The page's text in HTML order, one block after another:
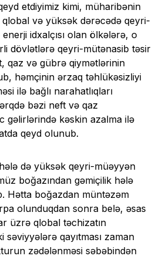
etdiyimiz kimi, müharibənin
və yüksək dərəcədə qeyri-
idxalçısı olan ölkələrə, o
dövlətlərə qeyri-mütənasib təsir
qaz və gübrə qiymətlərinin
həmçinin ərzaq təhlükəsizliyi
ilə bağlı narahatlıqları
bəzi neft və qaz
gəlirlərində kəskin azalma ilə
qeyd olunub.
də yüksək qeyri-müəyyən
boğazından gəmiçilik hələ
Hətta boğazdan müntəzəm
olunduqdan sonra belə, əsas
üzrə qlobal təchizatın
səviyyələrə qayıtması zaman
zədələnməsi səbəbindən